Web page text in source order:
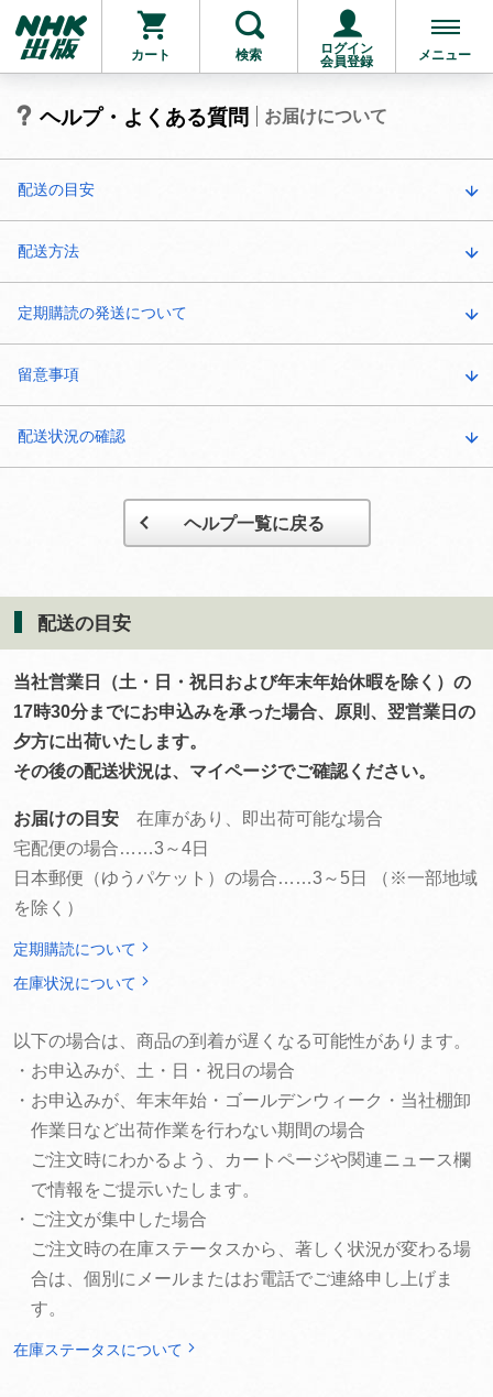
カート 検索
ログイン
会員登録
メニュー
ヘルプ・よくある質問 お届けについて
配送の目安
配送方法
定期購読の発送について
留意事項
配送状況の確認
ヘルプ一覧に戻る
配送の目安
当社営業日（土・日・祝日および年末年始休暇を除く）の
17時30分までにお申込みを承った場合、原則、翌営業日の
夕方に出荷いたします。
その後の配送状況は、マイページでご確認ください。
お届けの目安 在庫があり、即出荷可能な場合
宅配便の場合……3～4日
日本郵便（ゆうパケット）の場合……3～5日 （※一部地域
を除く）
定期購読について
在庫状況について
以下の場合は、商品の到着が遅くなる可能性があります。
・お申込みが、土・日・祝日の場合
・お申込みが、年末年始・ゴールデンウィーク・当社棚卸
作業日など出荷作業を行わない期間の場合
ご注文時にわかるよう、カートページや関連ニュース欄
で情報をご提示いたします。
・ご注文が集中した場合
ご注文時の在庫ステータスから、著しく状況が変わる場
合は、個別にメールまたはお電話でご連絡申し上げま
す。
在庫ステータスについて